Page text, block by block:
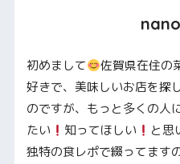
初めまして
佐賀県在住の
好きで、美味しいお店を探
のですが、もっと多くの人
たい
知ってほしい
と思
独特の食レポで綴ってます